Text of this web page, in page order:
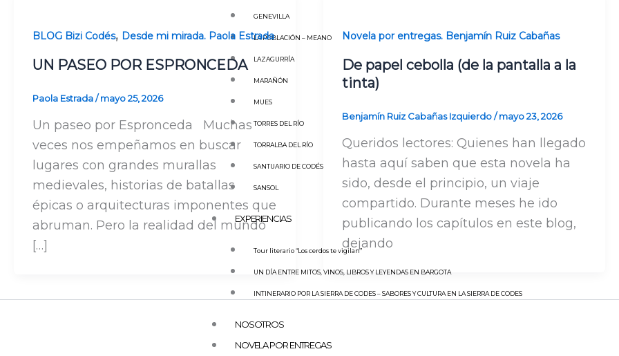
GENEVILLA
LA POBLACIÓN – MEANO
LAZAGURRÍA
MARAÑÓN
MUES
TORRES DEL RÍO
TORRALBA DEL RÍO
SANTUARIO DE CODÉS
SANSOL
EXPERIENCIAS
Tour literario “Los cerdos te vigilan”
UN DÍA ENTRE MITOS, VINOS, LIBROS Y LEYENDAS EN BARGOTA
INTINERARIO POR LA SIERRA DE CODES – SABORES Y CULTURA EN LA SIERRA DE CODES
NOSOTROS
NOVELA POR ENTREGAS
BLOG Bizi Codés, Desde mi mirada. Paola Estrada
UN PASEO POR ESPRONCEDA
Paola Estrada/mayo 25, 2026
Un paseo por Espronceda Muchas
veces nos empeñamos en buscar
lugares con grandes murallas
medievales, historias de batallas
épicas o arquitecturas imponentes que
abruman. Pero la realidad del mundo
[…]
Novela por entregas. Benjamín Ruiz Cabañas
De papel cebolla (de la pantalla a la
tinta)
Benjamín Ruiz Cabañas Izquierdo/mayo 23, 2026
Queridos lectores: Quienes han llegado
hasta aquí saben que esta novela ha
sido, desde el principio, un viaje
compartido. Durante meses he ido
publicando los capítulos en este blog,
dejando